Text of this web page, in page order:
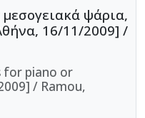
ψάρια,
16/11/2009] /
for piano or
/ Ramou,